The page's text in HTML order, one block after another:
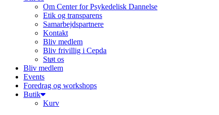
Om Center for Psykedelisk Dannelse
Etik og transparens
Samarbejdspartnere
Kontakt
Bliv medlem
Bliv frivillig i Cepda
Støt os
Bliv medlem
Events
Foredrag og workshops
Butik
Kurv